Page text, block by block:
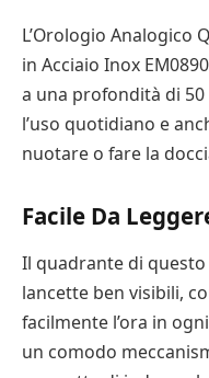
L’Orologio Analogico
in Acciaio Inox
a una profondità di
l’uso quotidiano e
nuotare o fare la
Facile Da
Il quadrante di
lancette ben visibili,
facilmente l’ora in
un comodo